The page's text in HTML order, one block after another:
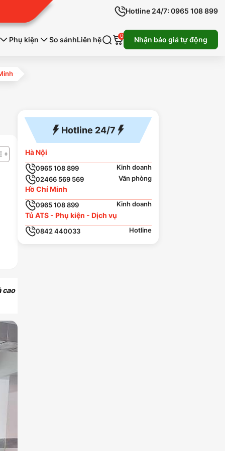
Hotline 24/7: 0965 108 899
Phụ kiện So sánhLiên hệ 0 Nhận báo giá tự động
cao
Hotline 24/7
Hà Nội
0965 108 899
Kinh doanh
02466 569 569
Văn phòng
Hồ Chí Minh
0965 108 899 Kinh doanh
Tủ ATS - Phụ kiện - Dịch vụ
0842 440033 Hotline